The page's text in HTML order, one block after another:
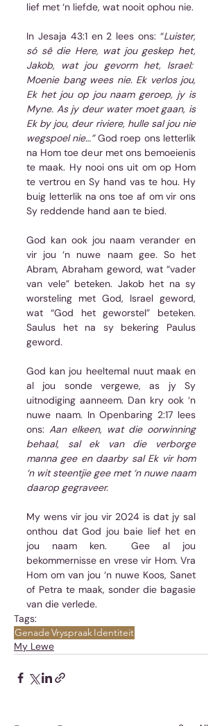
lief met ‘n liefde, wat nooit ophou nie.
In Jesaja 43:1 en 2 lees ons: “Luister,
só sê die Here, wat jou geskep het,
Jakob, wat jou gevorm het, Israel:
Moenie bang wees nie. Ek verlos jou,
Ek het jou op jou naam geroep, jy is
Myne. As jy deur water moet gaan, is
Ek by jou, deur riviere, hulle sal jou nie
wegspoel nie…” God roep ons letterlik
na Hom toe deur met ons bemoeienis
te maak. Hy nooi ons uit om op Hom
te vertrou en Sy hand vas te hou. Hy
buig letterlik na ons toe af om vir ons
Sy reddende hand aan te bied.
God kan ook jou naam verander en
vir jou ‘n nuwe naam gee. So het
Abram, Abraham geword, wat “vader
van vele” beteken. Jakob het na sy
worsteling met God, Israel geword,
wat “God het geworstel” beteken.
Saulus het na sy bekering Paulus
geword.
God kan jou heeltemal nuut maak en
al jou sonde vergewe, as jy Sy
uitnodiging aanneem. Dan kry ook ‘n
nuwe naam. In Openbaring 2:17 lees
ons: Aan elkeen, wat die oorwinning
behaal, sal ek van die verborge
manna gee en daarby sal Ek vir hom
‘n wit steentjie gee met ‘n nuwe naam
daarop gegraveer.
My wens vir jou vir 2024 is dat jy sal
onthou dat God jou baie lief het en
jou naam ken.  Gee al jou
bekommernisse en vrese vir Hom. Vra
Hom om van jou ‘n nuwe Koos, Sanet
of Petra te maak, sonder die bagasie
van die verlede.
Tags:
GenadeVryspraakIdentiteit
My Lewe